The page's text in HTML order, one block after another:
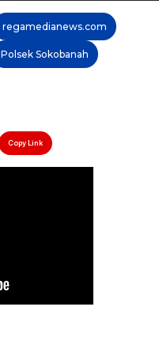
regamedianews.com
Polsek Sokobanah
Copy Link